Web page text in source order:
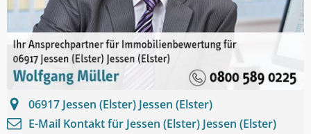
06917 Jessen (Elster) Jessen (Elster)
E-Mail Kontakt für Jessen (Elster) Jessen (Elster)